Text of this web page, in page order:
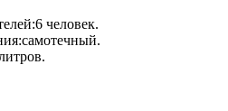
человек.